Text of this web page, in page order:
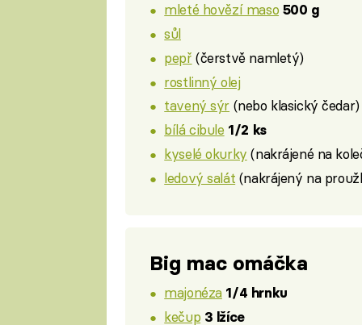
mleté hovězí maso 500 g
sůl
pepř (čerstvě namletý)
rostlinný olej
tavený sýr (nebo klasický
bílá cibule 1/2 ks
kyselé okurky (nakrájené na
ledový salát (nakrájený na
Big mac omáčka
majonéza 1/4 hrnku
kečup 3 lžíce